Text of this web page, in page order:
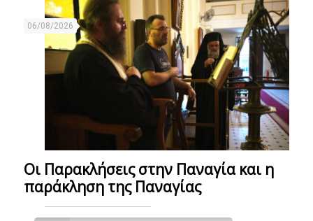
06/08/2026
Οι Παρακλήσεις στην Παναγία και η
παράκληση της Παναγίας